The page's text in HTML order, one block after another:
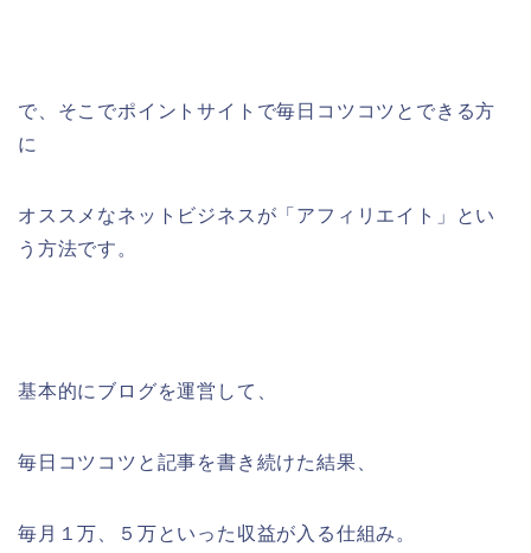
で、そこでポイントサイトで毎日コツコツとできる方
に
オススメなネットビジネスが「アフィリエイト」とい
う方法です。
基本的にブログを運営して、
毎日コツコツと記事を書き続けた結果、
毎月１万、５万といった収益が入る仕組み。